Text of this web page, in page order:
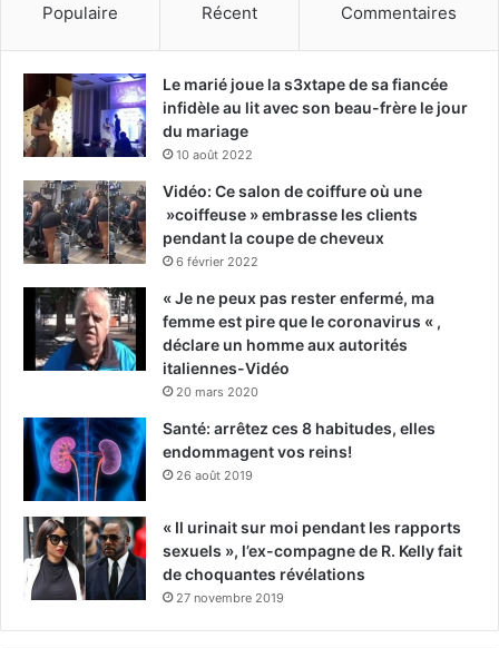
Populaire Récent Commentaires
Le marié joue la s3xtape de sa fiancée
infidèle au lit avec son beau-frère le jour
du mariage
10 août 2022
Vidéo: Ce salon de coiffure où une
»coiffeuse » embrasse les clients
pendant la coupe de cheveux
6 février 2022
« Je ne peux pas rester enfermé, ma
femme est pire que le coronavirus « ,
déclare un homme aux autorités
italiennes-Vidéo
20 mars 2020
Santé: arrêtez ces 8 habitudes, elles
endommagent vos reins!
26 août 2019
« Il urinait sur moi pendant les rapports
sexuels », l’ex-compagne de R. Kelly fait
de choquantes révélations
27 novembre 2019